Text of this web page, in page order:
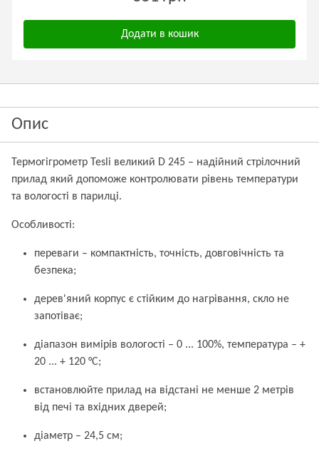
Додати в кошик
Опис
Термогігрометр Tesli великий D 245 – надійний стрілочний
прилад який допоможе контролювати рівень температури
та вологості в парилці.
Особливості:
переваги – компактність, точність, довговічність та
безпека;
дерев'яний корпус є стійким до нагрівання, скло не
запотіває;
діапазон вимірів вологості – 0 ... 100%, температура – +
20 ... + 120 °С;
встановлюйте прилад на відстані не менше 2 метрів
від печі та вхідних дверей;
діаметр – 24,5 см;